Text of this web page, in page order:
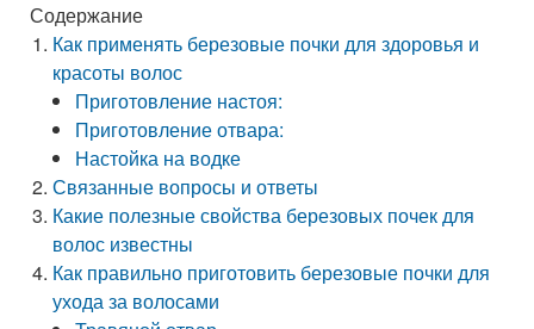
Содержание
Как применять березовые почки для здоровья и
красоты волос
Приготовление настоя:
Приготовление отвара:
Настойка на водке
Связанные вопросы и ответы
Какие полезные свойства березовых почек для
волос известны
Как правильно приготовить березовые почки для
ухода за волосами